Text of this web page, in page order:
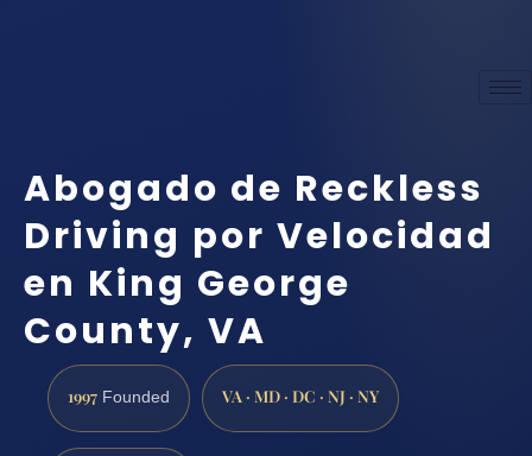
Abogado de Reckless
Driving por Velocidad
en King George
County, VA
1997 Founded VA · MD · DC · NJ · NY